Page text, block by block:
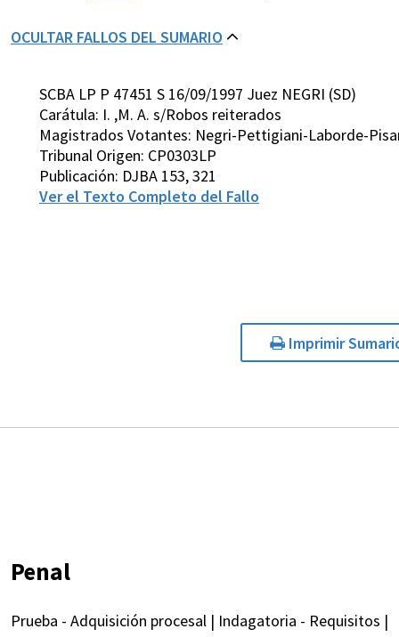
OCULTAR FALLOS DEL SUMARIO
SCBA LP P 47451 S 16/09/1997 Juez NEGRI (SD)
Carátula: I. ,M. A. s/Robos reiterados
Magistrados Votantes: Negri-Pettigiani-Laborde-
Tribunal Origen: CP0303LP
Publicación: DJBA 153, 321
Ver el Texto Completo del Fallo
Imprimir
Penal
Prueba - Adquisición procesal | Indagatoria - Requisitos |